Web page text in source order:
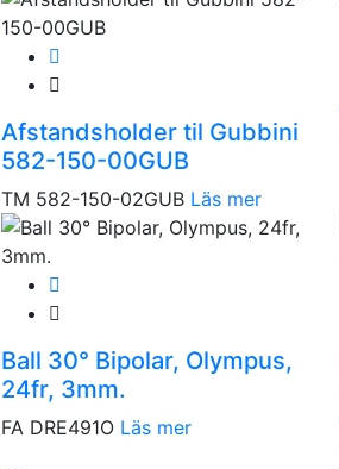
Afstandsholder til Gubbini
582-150-00GUB
TM 582-150-02GUB Läs mer
Ball 30° Bipolar, Olympus,
24fr, 3mm.
FA DRE491O Läs mer